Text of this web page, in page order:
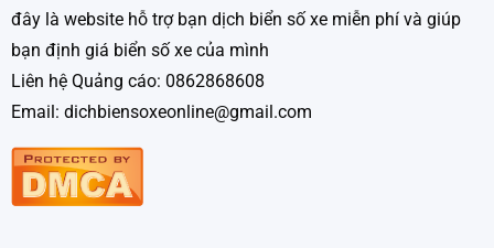
đây là website hỗ trợ bạn dịch biển số xe miễn phí và giúp
bạn định giá biển số xe của mình
Liên hệ Quảng cáo: 0862868608
Email: dichbiensoxeonline@gmail.com